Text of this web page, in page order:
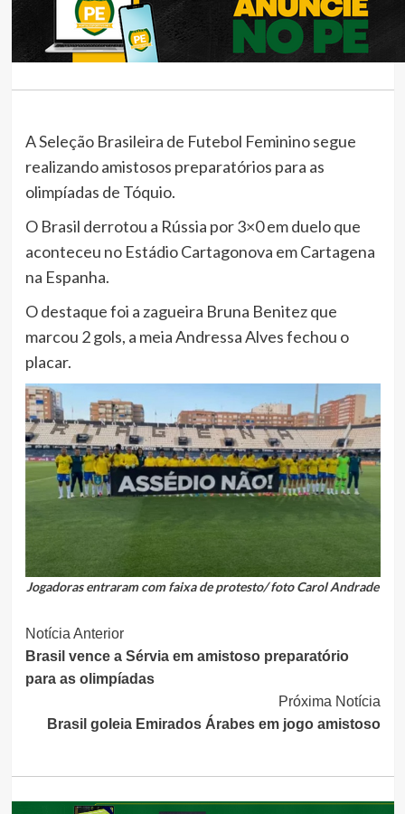
A Seleção Brasileira de Futebol Feminino segue
realizando amistosos preparatórios para as
olimpíadas de Tóquio.
O Brasil derrotou a Rússia por 3×0 em duelo que
aconteceu no Estádio Cartagonova em Cartagena
na Espanha.
O destaque foi a zagueira Bruna Benitez que
marcou 2 gols, a meia Andressa Alves fechou o
placar.
Jogadoras entraram com faixa de protesto/ foto Carol Andrade
Continue
Lendo
Notícia Anterior
Brasil vence a Sérvia em amistoso preparatório
para as olimpíadas
Próxima Notícia
Brasil goleia Emirados Árabes em jogo amistoso